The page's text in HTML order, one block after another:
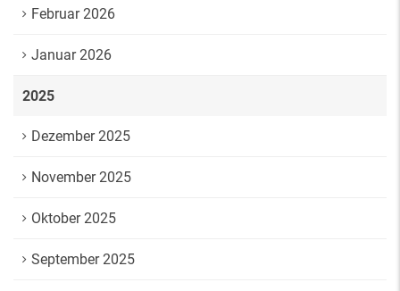
Februar 2026
Januar 2026
2025
Dezember 2025
November 2025
Oktober 2025
September 2025